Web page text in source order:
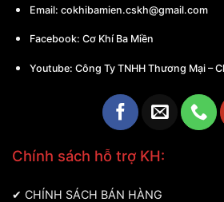
Email: cokhibamien.cskh@gmail.com
Facebook: Cơ Khí Ba Miền
Youtube: Công Ty TNHH Thương Mại –
Chính sách hỗ trợ KH:
✔ CHÍNH SÁCH BÁN HÀNG